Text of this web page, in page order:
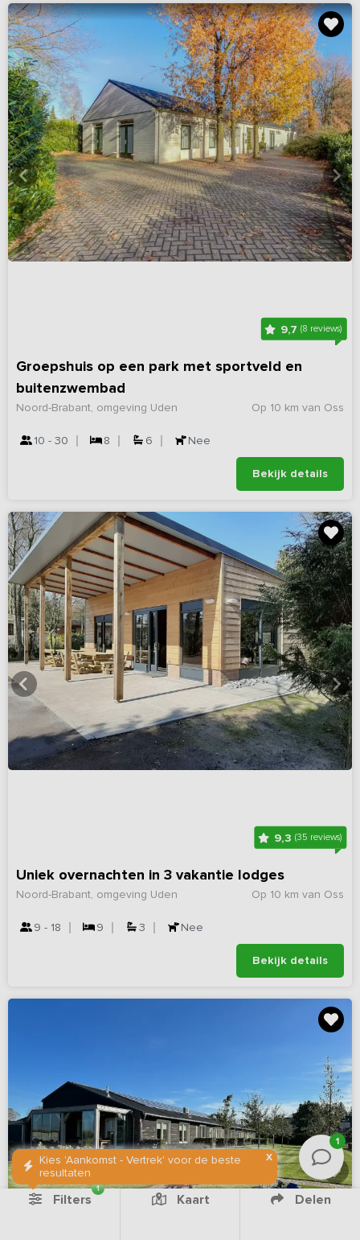
9,7(8 reviews)
Groepshuis op een park met sportveld en
buitenzwembad
Op 10 km van Oss
Noord-Brabant, omgeving Uden
10 - 30 8 6 Nee
Bekijk details
9,3 (35 reviews)
Uniek overnachten in 3 vakantie lodges
Op 10 km van Oss
Noord-Brabant, omgeving Uden
9 - 18 9 3 Nee
Bekijk details
X
Kies 'Aankomst - Vertrek' voor de beste
resultaten
1
Filters
1
Kaart Delen